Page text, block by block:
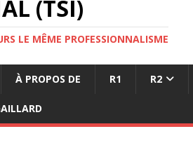
(TSI)
LE MÊME PROFESSIONNALISME
À PROPOS DE R1 R2